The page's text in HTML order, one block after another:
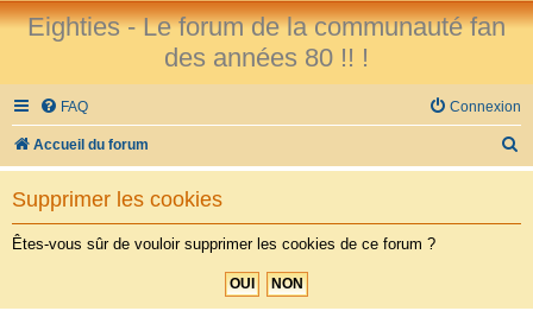
Eighties - Le forum de la communauté fan
des années 80 !! !
FAQ Connexion
Accueil du forum
e
Supprimer les cookies
Êtes-vous sûr de vouloir supprimer les cookies de ce forum ?